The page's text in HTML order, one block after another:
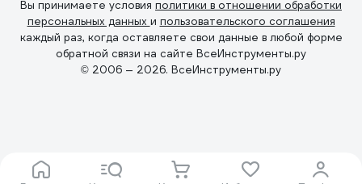
Вы принимаете условия политики в отношении обработки
персональных данных и пользовательского соглашения
каждый раз, когда оставляете свои данные в любой форме
обратной связи на сайте ВсеИнструменты.ру
© 2006 — 2026. ВсеИнструменты.ру